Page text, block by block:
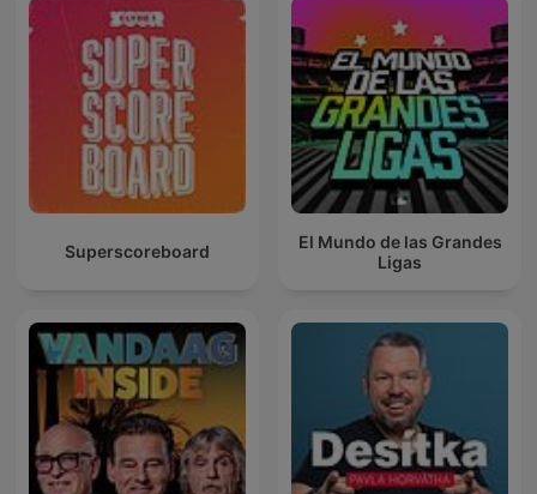
Superscoreboard
El Mundo de las Grandes
Ligas